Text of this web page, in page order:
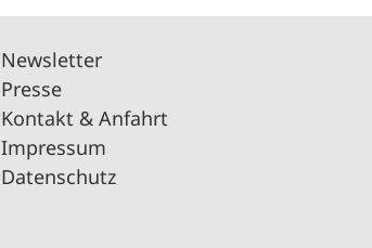
Newsletter
Presse
Kontakt & Anfahrt
Impressum
Datenschutz